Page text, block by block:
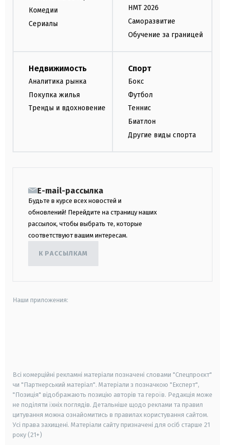
Комедии
Сериалы
НМТ 2026
Саморазвитие
Обучение за границей
Недвижимость
Аналитика рынка
Покупка жилья
Тренды и вдохновение
Спорт
Бокс
Футбол
Теннис
Биатлон
Другие виды спорта
E-mail-рассылка
Будьте в курсе всех новостей и
обновлений! Перейдите на страницу наших
рассылок, чтобы выбрать те, которые
соответствуют вашим интересам.
К РАССЫЛКАМ
Наши приложения:
Всі комерційні рекламні матеріали позначені словами "Спецпроєкт"
чи "Партнерський матеріал". Матеріали з позначкою "Експерт",
"Позиція" відображають позицію авторів та героїв. Редакція може
не поділяти їхніх поглядів. Детальніше щодо реклами та правил
цитування можна ознайомитись в правилах користування сайтом.
Усі права захищені. Матеріали сайту призначені для осіб старше 21
року (21+)